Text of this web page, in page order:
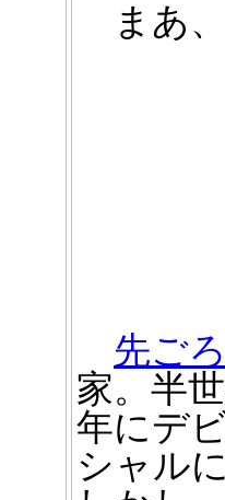
まあ
先ご
家。半
年にデ
シャル